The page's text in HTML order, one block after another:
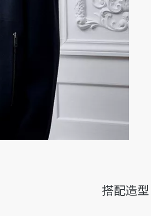
搭配造型